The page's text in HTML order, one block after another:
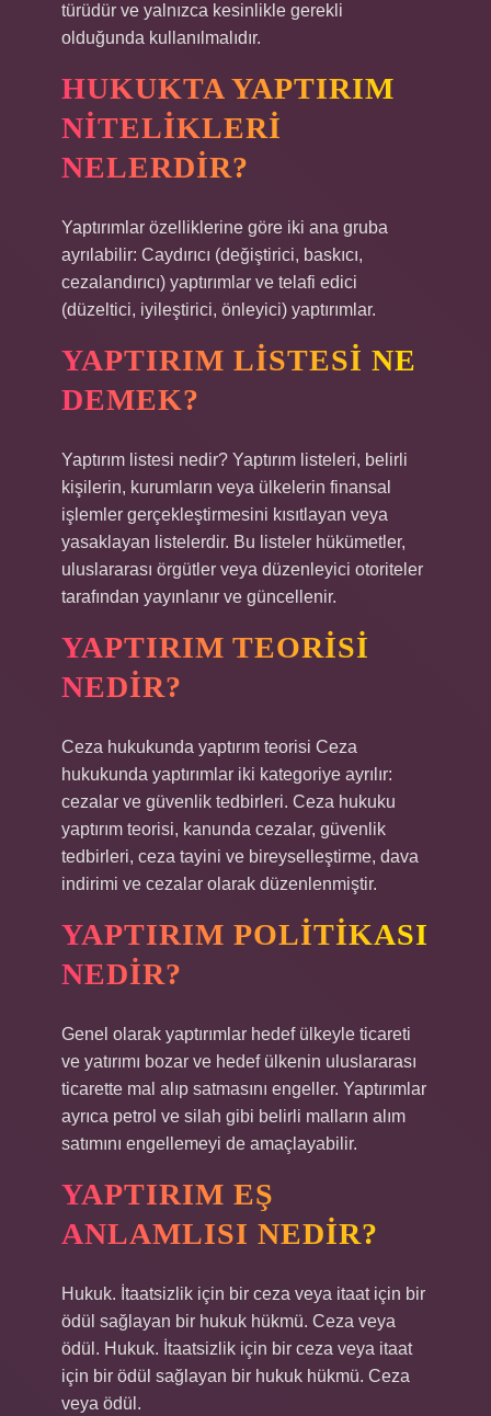
türüdür ve yalnızca kesinlikle gerekli
olduğunda kullanılmalıdır.
HUKUKTA YAPTIRIM
NITELIKLERI
NELERDIR?
Yaptırımlar özelliklerine göre iki ana gruba
ayrılabilir: Caydırıcı (değiştirici, baskıcı,
cezalandırıcı) yaptırımlar ve telafi edici
(düzeltici, iyileştirici, önleyici) yaptırımlar.
YAPTIRIM LISTESI NE
DEMEK?
Yaptırım listesi nedir? Yaptırım listeleri, belirli
kişilerin, kurumların veya ülkelerin finansal
işlemler gerçekleştirmesini kısıtlayan veya
yasaklayan listelerdir. Bu listeler hükümetler,
uluslararası örgütler veya düzenleyici otoriteler
tarafından yayınlanır ve güncellenir.
YAPTIRIM TEORISI
NEDIR?
Ceza hukukunda yaptırım teorisi Ceza
hukukunda yaptırımlar iki kategoriye ayrılır:
cezalar ve güvenlik tedbirleri. Ceza hukuku
yaptırım teorisi, kanunda cezalar, güvenlik
tedbirleri, ceza tayini ve bireyselleştirme, dava
indirimi ve cezalar olarak düzenlenmiştir.
YAPTIRIM POLITIKASI
NEDIR?
Genel olarak yaptırımlar hedef ülkeyle ticareti
ve yatırımı bozar ve hedef ülkenin uluslararası
ticarette mal alıp satmasını engeller. Yaptırımlar
ayrıca petrol ve silah gibi belirli malların alım
satımını engellemeyi de amaçlayabilir.
YAPTIRIM EŞ
ANLAMLISI NEDIR?
Hukuk. İtaatsizlik için bir ceza veya itaat için bir
ödül sağlayan bir hukuk hükmü. Ceza veya
ödül. Hukuk. İtaatsizlik için bir ceza veya itaat
için bir ödül sağlayan bir hukuk hükmü. Ceza
veya ödül.